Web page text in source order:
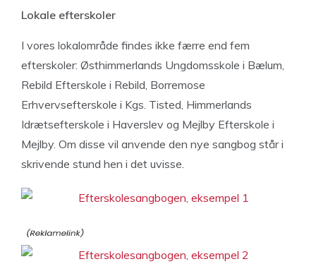
Lokale efterskoler
I vores lokalområde findes ikke færre end fem
efterskoler: Østhimmerlands Ungdomsskole i Bælum,
Rebild Efterskole i Rebild, Borremose
Erhvervsefterskole i Kgs. Tisted, Himmerlands
Idrætsefterskole i Haverslev og Mejlby Efterskole i
Mejlby. Om disse vil anvende den nye sangbog står i
skrivende stund hen i det uvisse.